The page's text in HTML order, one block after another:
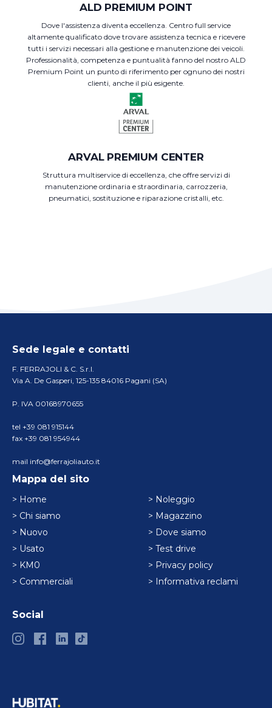
ALD PREMIUM POINT
Dove l'assistenza diventa eccellenza. Centro full service
altamente qualificato dove trovare assistenza tecnica e ricevere
tutti i servizi necessari alla gestione e manutenzione dei veicoli.
Professionalità, competenza e puntualità fanno del nostro ALD
Premium Point un punto di riferimento per ognuno dei nostri
clienti, anche il più esigente.
ARVAL PREMIUM CENTER
Struttura multiservice di eccellenza, che offre servizi di
manutenzione ordinaria e straordinaria, carrozzeria,
pneumatici, sostituzione e riparazione cristalli, etc.
Sede legale e contatti
F. FERRAJOLI & C. S.r.l.
Via A. De Gasperi, 125-135 84016 Pagani (SA)
P. IVA 00168970655
tel +39 081 915144
fax +39 081 954944
mail info@ferrajoliauto.it
Mappa del sito
> Home
> Chi siamo
> Nuovo
> Usato
> KM0
> Commerciali
> Noleggio
> Magazzino
> Dove siamo
> Test drive
> Privacy policy
> Informativa reclami
Social